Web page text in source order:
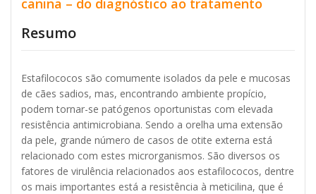
canina – do diagnóstico ao tratamento
Resumo
Estafilococos são comumente isolados da pele e mucosas
de cães sadios, mas, encontrando ambiente propício,
podem tornar-se patógenos oportunistas com elevada
resistência antimicrobiana. Sendo a orelha uma extensão
da pele, grande número de casos de otite externa está
relacionado com estes microrganismos. São diversos os
fatores de virulência relacionados aos estafilococos, dentre
os mais importantes está a resistência à meticilina, que é